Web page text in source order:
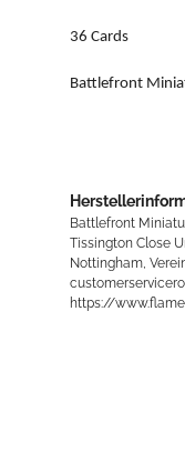
36 Cards
Battlefront
Battlefront
Tissington Close
Nottingham,
https://